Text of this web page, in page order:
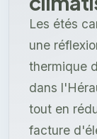
Les étés
une
thermique
dans
tout en
facture